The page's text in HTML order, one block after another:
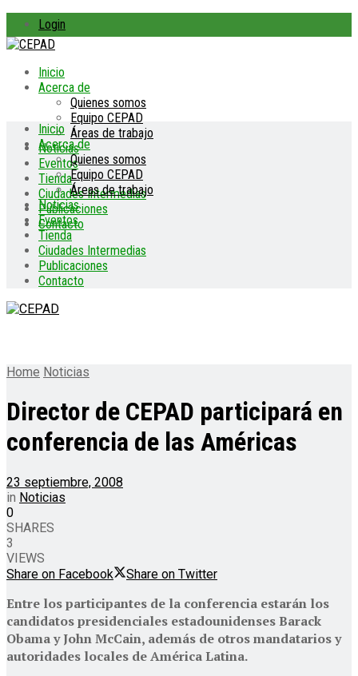
Login
Inicio
Acerca de
Quienes somos
Equipo CEPAD
Áreas de trabajo
Noticias
Eventos
Tienda
Ciudades Intermedias
Publicaciones
Contacto
Inicio
Acerca de
Quienes somos
Equipo CEPAD
Áreas de trabajo
Noticias
Eventos
Tienda
Ciudades Intermedias
Publicaciones
Contacto
Home Noticias
Director de CEPAD participará en
conferencia de las Américas
23 septiembre, 2008
in Noticias
0
SHARES
3
VIEWS
Share on Facebook
Share on Twitter
Entre los participantes de la conferencia estarán los
candidatos presidenciales estadounidenses Barack
Obama y John McCain, además de otros mandatarios y
autoridades locales de América Latina.